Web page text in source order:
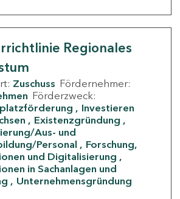
Regionales
Zuschuss Fördernehmer:
Förderzweck:
Investieren
Existenzgründung
Aus- und
Personal
Forschung,
und Digitalisierung
in Sachanlagen und
Unternehmensgründung